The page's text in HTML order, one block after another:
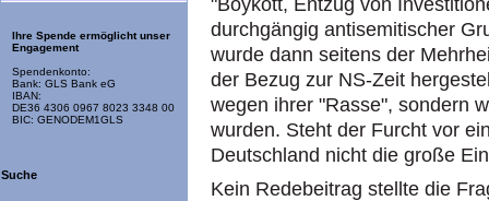
Ihre Spende ermöglicht unser
Engagement
Spendenkonto:
Bank: GLS Bank eG
IBAN:
DE36 4306 0967 8023 3348 00
BIC: GENODEM1GLS
Suche
"Boykott, Entzug von
durchgängig antisemitischer
wurde dann seitens der
der Bezug zur NS-Zeit
wegen ihrer "Rasse", sondern
wurden. Steht der Furcht vor
Deutschland nicht die große
Kein Redebeitrag stellte die